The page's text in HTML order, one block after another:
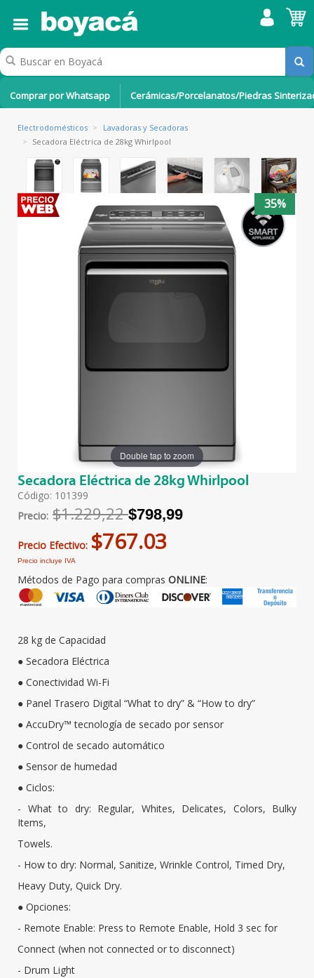
Comprar por Whatsapp Cerámicas/Porcelanatos/Piedras
Electrodomésticos >
Lavadoras y Secadoras
> Secadora Eléctrica de 28kg Whirlpool
35%
Double tap to zoom
Secadora Eléctrica de 28kg Whirlpool
Código: 101399
Precio: $1.229,22$798,99
Precio Efectivo: $767.03
Precio incluye IVA
Métodos de Pago para compras ONLINE:
28 kg de Capacidad
● Secadora Eléctrica
● Conectividad Wi-Fi
● Panel Trasero Digital “What to dry” & “How to dry”
● AccuDry™ tecnología de secado por sensor
● Control de secado automático
● Sensor de humedad
● Ciclos:
- What to dry: Regular, Whites, Delicates, Colors, Bulky
Items,
Towels.
- How to dry: Normal, Sanitize, Wrinkle Control, Timed Dry,
Heavy Duty, Quick Dry.
● Opciones:
- Remote Enable: Press to Remote Enable, Hold 3 sec for
Connect (when not connected or to disconnect)
- Drum Light